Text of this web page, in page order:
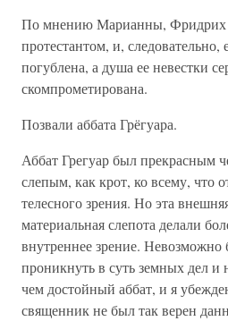
По мнению Марианны,
протестантом, и,
погублена, а душа ее невестки
скомпрометирована.
Позвали аббата Грёгуара.
Аббат Грегуар был прекрасным
слепым, как крот, ко всему, что
телесного зрения. Но эта
материальная слепота делали
внутреннее зрение. Невозможно
проникнуть в суть земных дел
чем достойный аббат, и я
священник не был так верен